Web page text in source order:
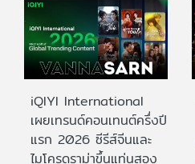
iQIYI International
เผยเทรนด์คอนเทนต์ครึ่งปี
แรก 2026 ซีรีส์จีนและ
ไมโครดราม่าขึ้นแท่นสอง